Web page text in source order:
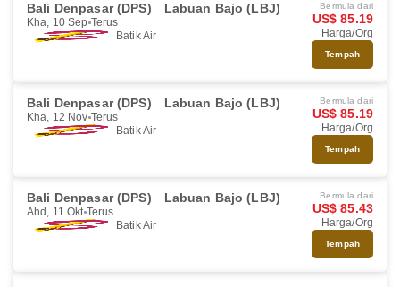
Bali Denpasar (DPS) Labuan Bajo (LBJ)
Kha, 10 Sep Terus
Batik Air
Bermula dari
US$ 85.19
Harga/Org
Tempah
Bali Denpasar (DPS) Labuan Bajo (LBJ)
Kha, 12 Nov Terus
Batik Air
Bermula dari
US$ 85.19
Harga/Org
Tempah
Bali Denpasar (DPS) Labuan Bajo (LBJ)
Ahd, 11 Okt Terus
Batik Air
Bermula dari
US$ 85.43
Harga/Org
Tempah